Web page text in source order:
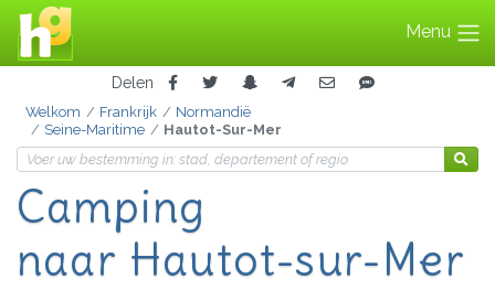
Menu
Delen
Welkom Frankrijk
Normandië
Seine-Maritime
Hautot-Sur-Mer
Camping
naar Hautot-sur-Mer